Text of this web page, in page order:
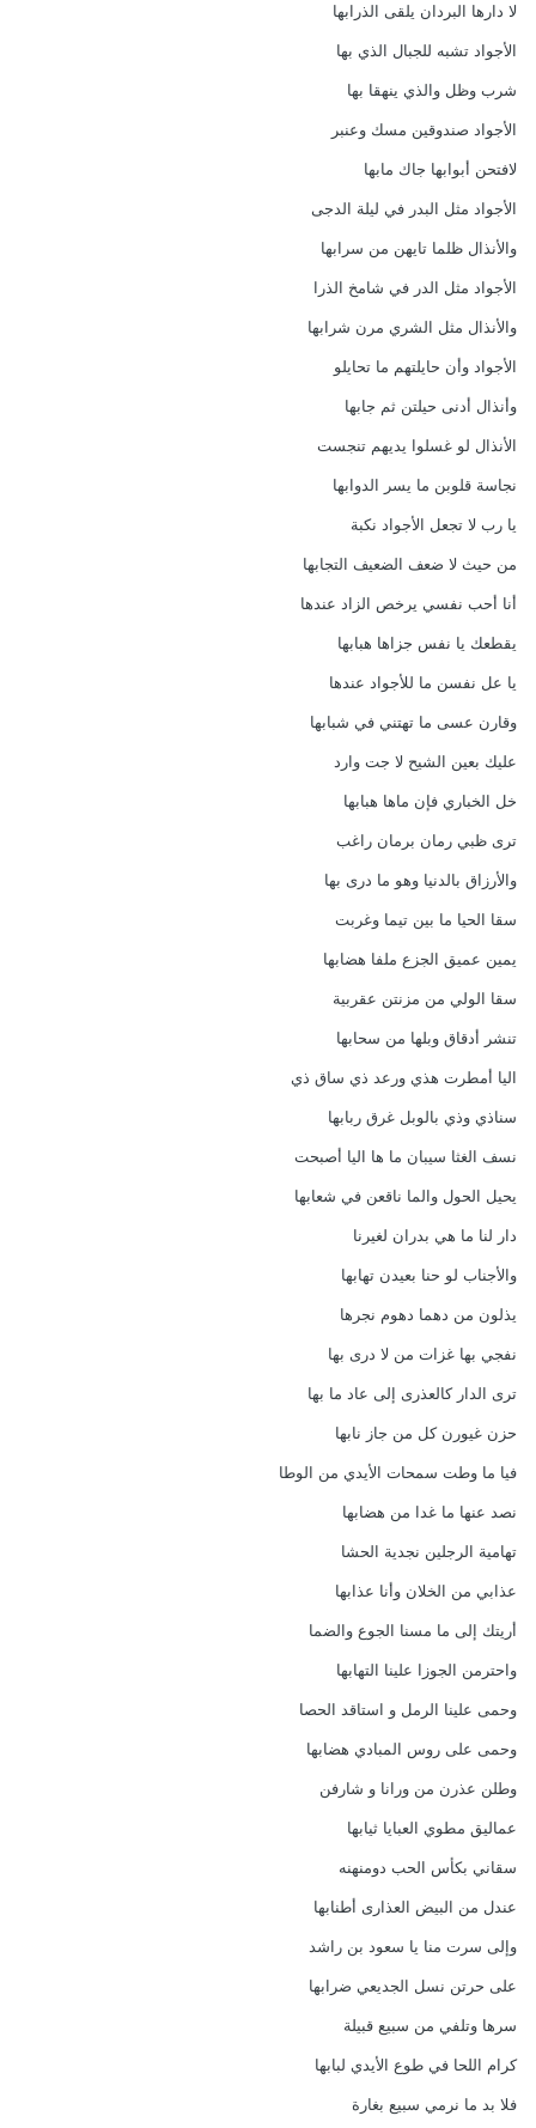
لا دارها البردان يلقى الذرابها
الأجواد تشبه للجبال الذي بها
شرب وظل والذي ينهقا بها
الأجواد صندوقين مسك وعنبر
لافتحن أبوابها جاك مابها
الأجواد مثل البدر في ليلة الدجى
والأنذال ظلما تايهن من سرابها
الأجواد مثل الدر في شامخ الذرا
والأنذال مثل الشري مرن شرابها
الأجواد وأن حايلتهم ما تحايلو
وأنذال أدنى حيلتن ثم جابها
الأنذال لو غسلوا يديهم تنجست
نجاسة قلوبن ما يسر الدوابها
يا رب لا تجعل الأجواد نكبة
من حيث لا ضعف الضعيف التجابها
أنا أحب نفسي يرخص الزاد عندها
يقطعك يا نفس جزاها هبابها
يا عل نفسن ما للأجواد عندها
وقارن عسى ما تهتني في شبابها
عليك بعين الشيح لا جت وارد
خل الخباري فإن ماها هبابها
ترى ظبي رمان برمان راغب
والأرزاق بالدنيا وهو ما درى بها
سقا الحيا ما بين تيما وغربت
يمين عميق الجزع ملفا هضابها
سقا الولي من مزنتن عقربية
تنشر أدقاق وبلها من سحابها
اليا أمطرت هذي ورعد ذي ساق ذي
سناذي وذي بالوبل غرق ربابها
نسف الغثا سيبان ما ها اليا أصبحت
يحيل الحول والما ناقعن في شعابها
دار لنا ما هي بدران لغيرنا
والأجناب لو حنا بعيدن تهابها
يذلون من دهما دهوم نجرها
نفجي بها غزات من لا درى بها
ترى الدار كالعذرى إلى عاد ما بها
حزن غيورن كل من جاز نابها
فيا ما وطت سمحات الأيدي من الوطا
نصد عنها ما غدا من هضابها
تهامية الرجلين نجدية الحشا
عذابي من الخلان وأنا عذابها
أريتك إلى ما مسنا الجوع والضما
واحترمن الجوزا علينا التهابها
وحمى علينا الرمل و استاقد الحصا
وحمى على روس المبادي هضابها
وطلن عذرن من ورانا و شارفن
عماليق مطوي العبايا ثيابها
سقاني بكأس الحب دومنهنه
عندل من البيض العذارى أطنابها
وإلى سرت منا يا سعود بن راشد
على حرتن نسل الجديعي ضرابها
سرها وتلفي من سبيع قبيلة
كرام اللحا في طوع الأيدي لبابها
فلا بد ما نرمي سبيع بغارة